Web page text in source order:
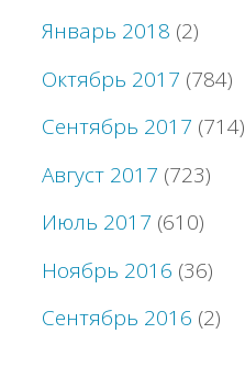
Январь 2018 (2)
Октябрь 2017 (784)
Сентябрь 2017 (714)
Август 2017 (723)
Июль 2017 (610)
Ноябрь 2016 (36)
Сентябрь 2016 (2)